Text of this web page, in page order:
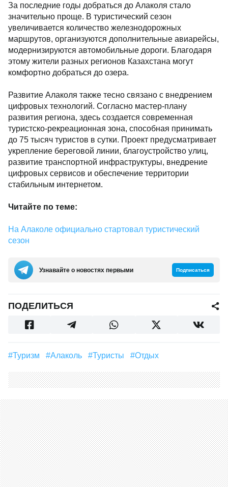
За последние годы добраться до Алаколя стало
значительно проще. В туристический сезон
увеличивается количество железнодорожных
маршрутов, организуются дополнительные авиарейсы,
модернизируются автомобильные дороги. Благодаря
этому жители разных регионов Казахстана могут
комфортно добраться до озера.
Развитие Алаколя также тесно связано с внедрением
цифровых технологий. Согласно мастер-плану
развития региона, здесь создается современная
туристско-рекреационная зона, способная принимать
до 75 тысяч туристов в сутки. Проект предусматривает
укрепление береговой линии, благоустройство улиц,
развитие транспортной инфраструктуры, внедрение
цифровых сервисов и обеспечение территории
стабильным интернетом.
Читайте по теме:
На Алаколе официально стартовал туристический
сезон
Узнавайте о новостях первыми Подписаться
ПОДЕЛИТЬСЯ
#туризм #Алаколь #туристы #отдых